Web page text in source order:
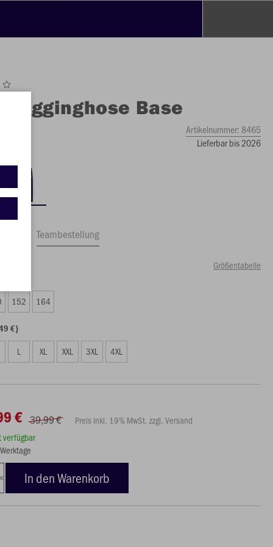
Jogginghose Base
Artikelnummer:8465
Lieferbar bis 2026
Teambestellung
Größentabelle
152 164
€)
L XL XXL 3XL 4XL
€ 39,99 €
Preis inkl. 19% MwSt. zzgl. Versand
verfügbar
In den Warenkorb